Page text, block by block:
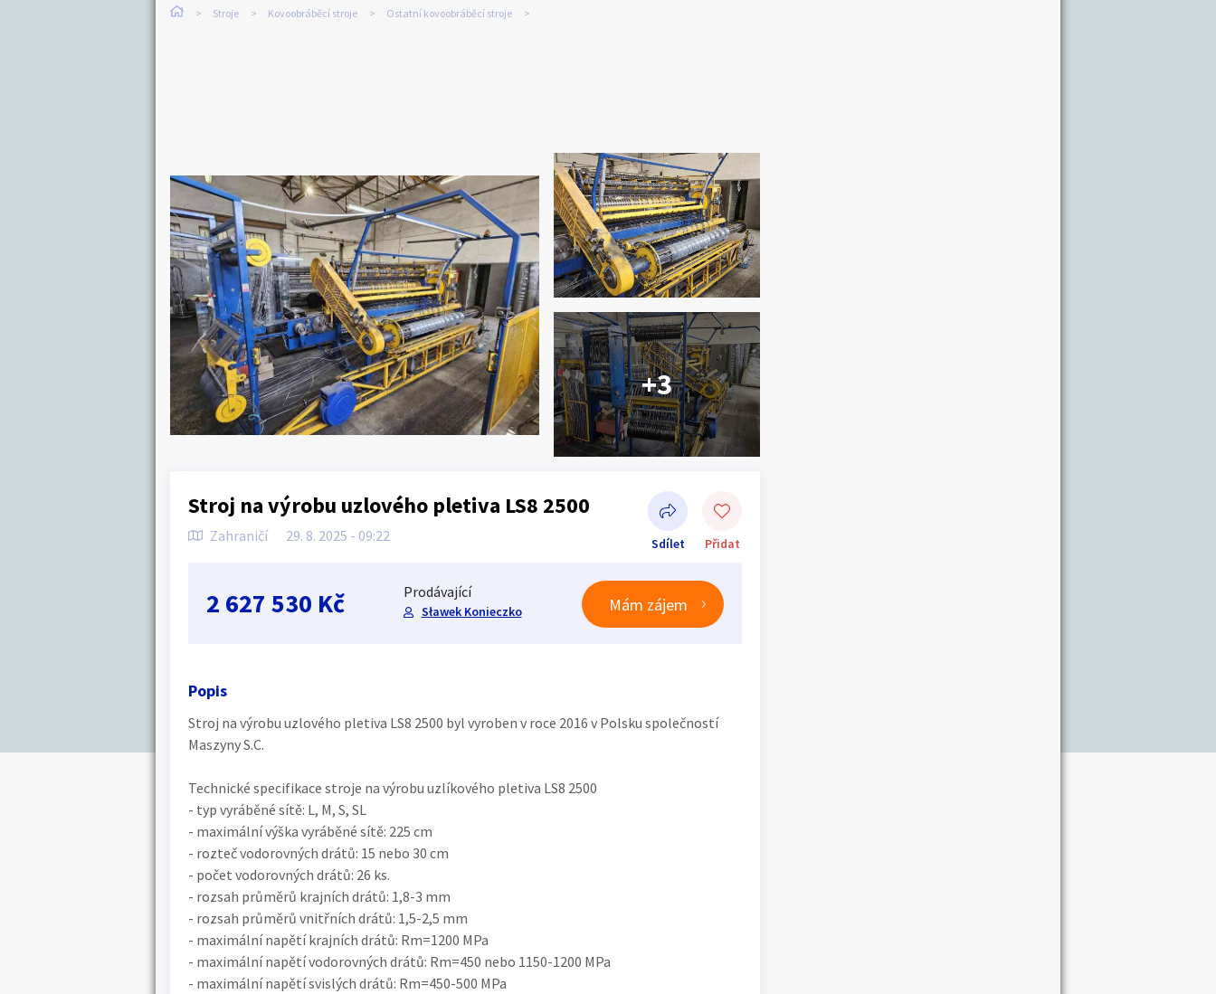
Stroje Kovoobráběcí stroje Ostatní kovoobráběcí stroje
+3
Stroj na výrobu uzlového pletiva LS8 2500
Zahraničí 29. 8. 2025 - 09:22 Sdílet Přidat
Sdílet na Facebooku
2 627 530 Kč Prodávající
Sławek Konieczko Mám zájem
Popis
Stroj na výrobu uzlového pletiva LS8 2500 byl vyroben v roce 2016 v Polsku společností
Maszyny S.C.
Technické specifikace stroje na výrobu uzlíkového pletiva LS8 2500
- typ vyráběné sítě: L, M, S, SL
- maximální výška vyráběné sítě: 225 cm
- rozteč vodorovných drátů: 15 nebo 30 cm
- počet vodorovných drátů: 26 ks.
- rozsah průměrů krajních drátů: 1,8-3 mm
- rozsah průměrů vnitřních drátů: 1,5-2,5 mm
- maximální napětí krajních drátů: Rm=1200 MPa
- maximální napětí vodorovných drátů: Rm=450 nebo 1150-1200 MPa
- maximální napětí svislých drátů: Rm=450-500 MPa